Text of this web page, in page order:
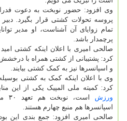
وی افزود: حضور نوبخت به دعوت
پروسه تحولات کشتی قرار بگیرد.
تمام زوایای آن آشناست، او مدیر
پرچمدار باشد.
صالحی امیری با اعلان اینکه کشتی
کرد: پشتیبانی از کشتی همراه با
و اسپانسرها نیز به کمک کشتی بیایند.
کرد: کمیته ملی المپیک یکی از این
ورزش
اسپانسرها هم منبع چهارم هستند.
صالحی امیری افزود: جمع بندی این